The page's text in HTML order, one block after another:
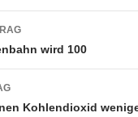
wird 100
Kohlendioxid